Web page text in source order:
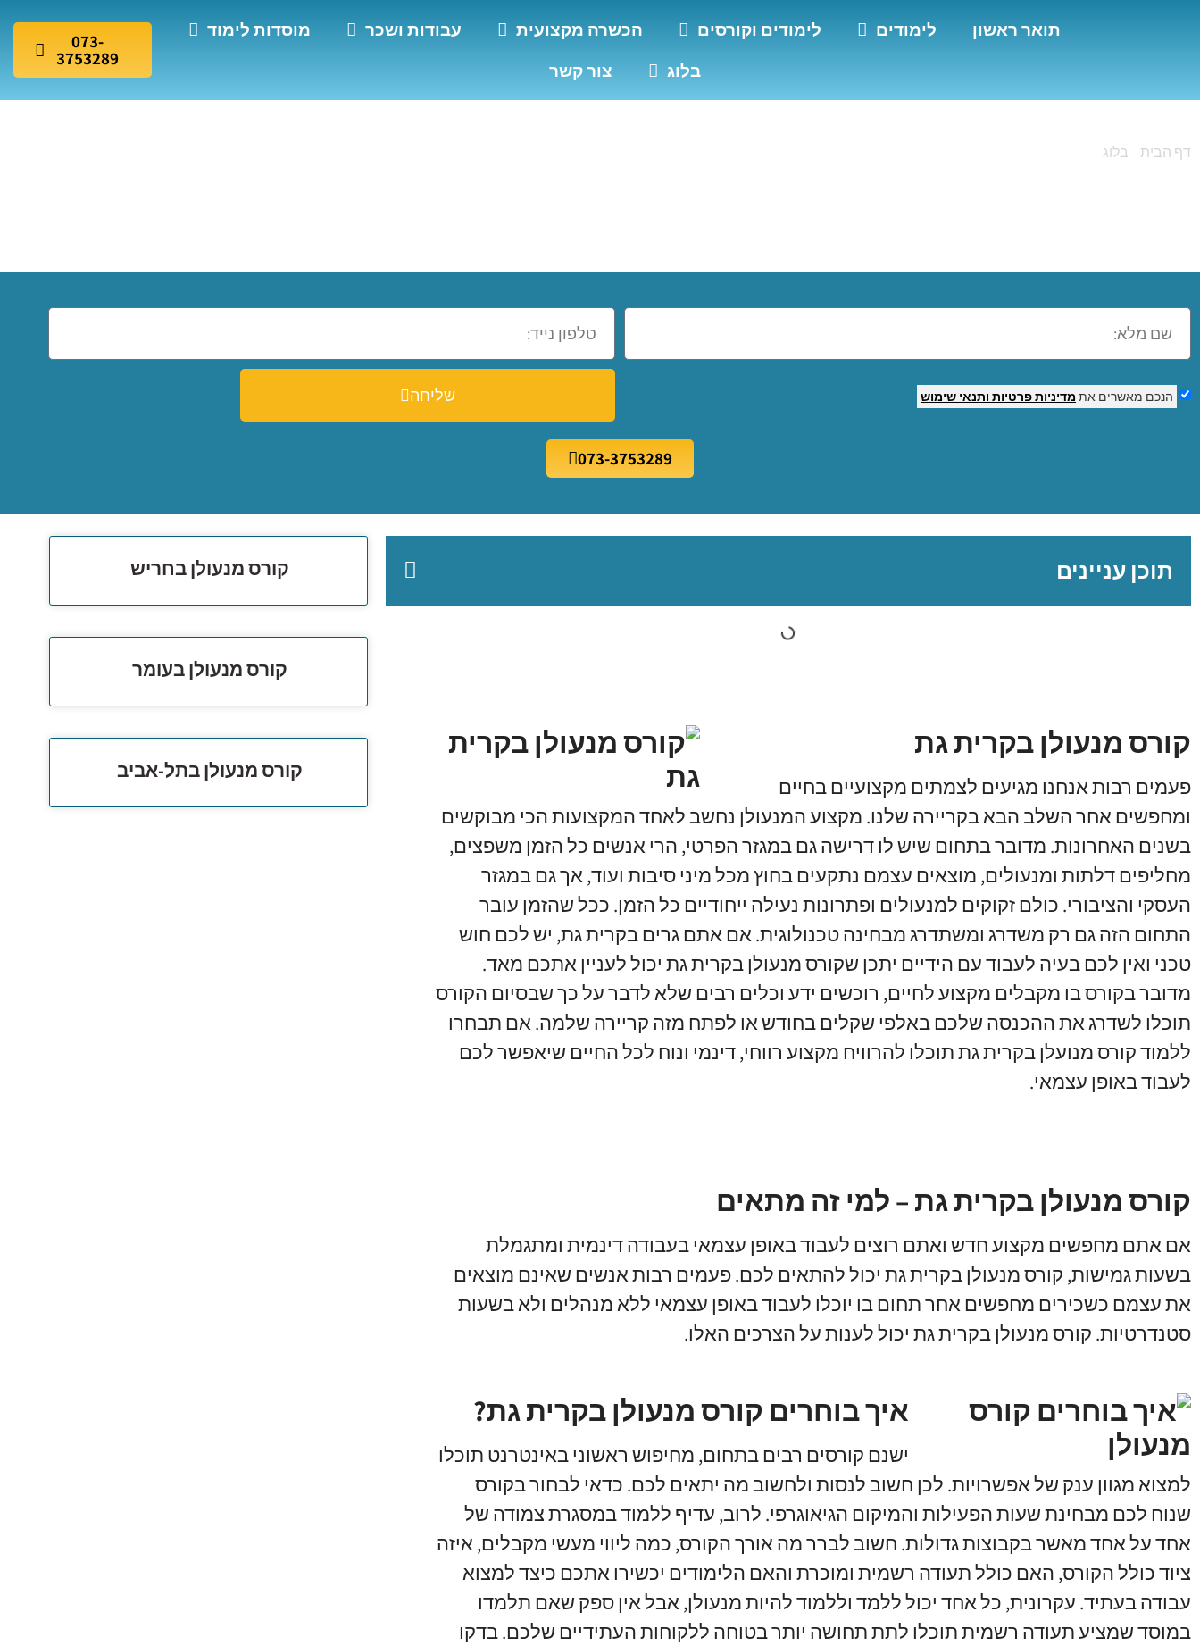
תואר ראשון לימודים לימודים וקורסים הכשרה מקצועית עבודות ושכר
מוסדות לימוד
בלוג
צור קשר
073-
3753289
דף הבית בלוג
הנכם מאשרים את מדיניות פרטיות ותנאי שימוש שליחה
073-3753289
תוכן עניינים
קורס מנעולן בקרית גת
פעמים רבות אנחנו מגיעים לצמתים מקצועיים בחיים
ומחפשים אחר השלב הבא בקריירה שלנו. מקצוע המנעולן נחשב לאחד המקצועות הכי מבוקשים
בשנים האחרונות. מדובר בתחום שיש לו דרישה גם במגזר הפרטי, הרי אנשים כל הזמן משפצים,
מחליפים דלתות ומנעולים, מוצאים עצמם נתקעים בחוץ מכל מיני סיבות ועוד,אך גם במגזר
העסקי והציבורי. כולם זקוקים למנעולים ופתרונות נעילה ייחודיים כל הזמן. ככל שהזמן עובר
התחום הזה גם רק משדרג ומשתדרג מבחינה טכנולוגית.אם אתם גרים בקרית גת, יש לכם חוש
טכני ואין לכם בעיה לעבוד עם הידיים יתכן שקורס מנעולן בקרית גת יכול לעניין אתכם מאד.
מדובר בקורס בו מקבלים מקצוע לחיים, רוכשים ידע וכלים רבים שלא לדבר על כך שבסיום הקורס
תוכלו לשדרג את ההכנסה שלכם באלפי שקלים בחודש או לפתח מזה קריירה שלמה.אם תבחרו
ללמוד קורס מנועלן בקרית גת תוכלו להרוויח מקצוע רווחי,דינמי ונוח לכל החיים שיאפשר לכם
לעבוד באופן עצמאי.
קורס מנעולן בקרית גת – למי זה מתאים
אם אתם מחפשים מקצוע חדש ואתם רוצים לעבוד באופן עצמאי בעבודה דינמית ומתגמלת
בשעות גמישות, קורס מנעולן בקרית גת יכול להתאים לכם.פעמים רבות אנשים שאינם מוצאים
את עצמם כשכירים מחפשים אחר תחום בו יוכלו לעבוד באופן עצמאי ללא מנהלים ולא בשעות
סטנדרטיות. קורס מנעולן בקרית גת יכול לענות על הצרכים האלו.
איך בוחרים קורס מנעולן בקרית גת?
ישנם קורסים רבים בתחום, מחיפוש ראשוני באינטרנט תוכלו
למצוא מגוון ענק של אפשרויות. לכן חשוב לנסות ולחשוב מה יתאים לכם. כדאי לבחור בקורס
שנוח לכם מבחינת שעות הפעילות והמיקום הגיאוגרפי. לרוב, עדיף ללמוד במסגרת צמודה של
אחד על אחד מאשר בקבוצות גדולות. חשוב לברר מה אורך הקורס, כמה ליווי מעשי מקבלים,איזה
ציוד כולל הקורס, האם כולל תעודה רשמית ומוכרת והאם הלימודים יכשירו אתכם כיצד למצוא
עבודה בעתיד. עקרונית, כל אחד יכול ללמד וללמוד להיות מנעולן,אבל אין ספק שאם תלמדו
במוסד שמציע תעודה רשמית תוכלו לתת תחושה יותר בטוחה ללקוחות העתידיים שלכם.בדקו
קורס מנעולן בחריש
קורס מנעולן בעומר
קורס מנעולן בתל-אביב